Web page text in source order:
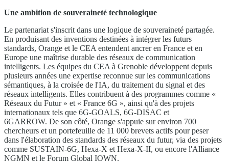
Une ambition de souveraineté technologique
Le partenariat s'inscrit dans une logique de souveraineté partagée.
En produisant des inventions destinées à intégrer les futurs
standards, Orange et le CEA entendent ancrer en France et en
Europe une maîtrise durable des réseaux de communication
intelligents. Les équipes du CEA à Grenoble développent depuis
plusieurs années une expertise reconnue sur les communications
sémantiques, à la croisée de l'IA, du traitement du signal et des
réseaux intelligents. Elles contribuent à des programmes comme «
Réseaux du Futur » et « France 6G », ainsi qu'à des projets
internationaux tels que 6G-GOALS, 6G-DISAC et
6GARROW. De son côté, Orange s'appuie sur environ 700
chercheurs et un portefeuille de 11 000 brevets actifs pour peser
dans l'élaboration des standards des réseaux du futur, via des projets
comme SUSTAIN-6G, Hexa-X et Hexa-X-II, ou encore l'Alliance
NGMN et le Forum Global IOWN.